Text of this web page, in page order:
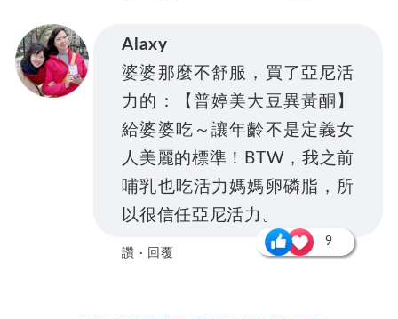
Alaxy
婆婆那麼不舒服，買了亞尼活
力的：【普婷美大豆異黃酮】
給婆婆吃～讓年齡不是定義女
人美麗的標準！BTW，我之前
哺乳也吃活力媽媽卵磷脂，所
以很信任亞尼活力。
讚 · 回覆
9